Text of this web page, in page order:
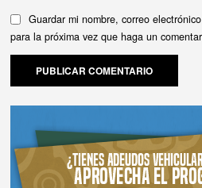
Guardar mi nombre, correo
para la próxima vez que haga un